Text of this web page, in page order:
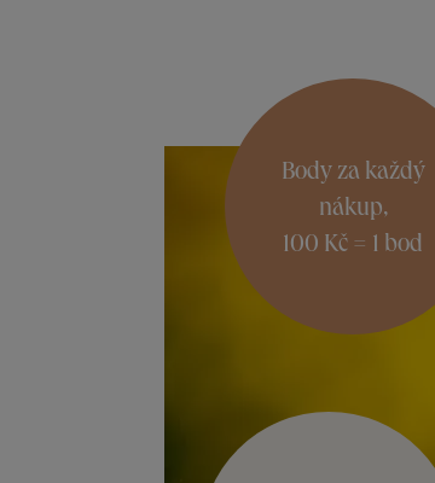
Body za každý
nákup,
100 Kč = 1 bod